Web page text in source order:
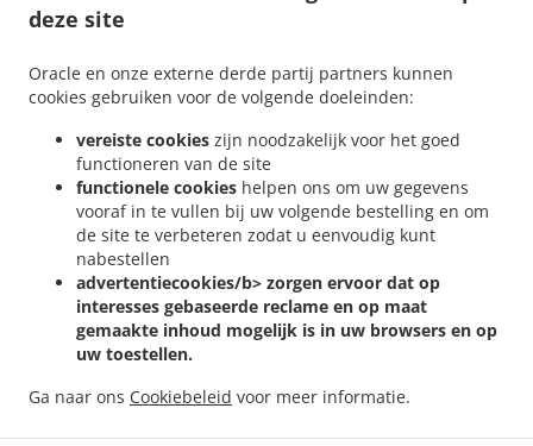
deze site
Oracle en onze externe derde partij partners kunnen
cookies gebruiken voor de volgende doeleinden:
vereiste cookies zijn noodzakelijk voor het goed
functioneren van de site
functionele cookies helpen ons om uw gegevens
vooraf in te vullen bij uw volgende bestelling en om
de site te verbeteren zodat u eenvoudig kunt
nabestellen
advertentiecookies/b> zorgen ervoor dat op
interesses gebaseerde reclame en op maat
gemaakte inhoud mogelijk is in uw browsers en op
uw toestellen.
Ga naar ons Cookiebeleid voor meer informatie.
Maspalomas Playa del Inglés . Italiaans eten bezorgen Maspalomas San Fernando
Maspalomas Meloneras . Italiaans eten bezorgen Maspalomas San Agustín .
eten bezorgen Maspalomas Costa Meloneras
. Italiaans eten bezorgen Maspalomas Sonnenland .
bezorgen Maspalomas . Italiaans eten bezorgen El Tablero . Italiaans eten bezorgen
Lomo Gordo . Italiaans eten bezorgen Montaña la Data
Italiaans eten bezorgen Pasito Blanco . Italiaans eten bezorgen Montaña
Italiaans eten bezorgen Mogán . Italiaans eten bezorgen Bahía Feliz
Italiaans eten bezorgen Tarajalillo
bezorgen Cercados de Espinos . Italiaans eten bezorgen El Horno
bestellen, voor afhaal en bezorging